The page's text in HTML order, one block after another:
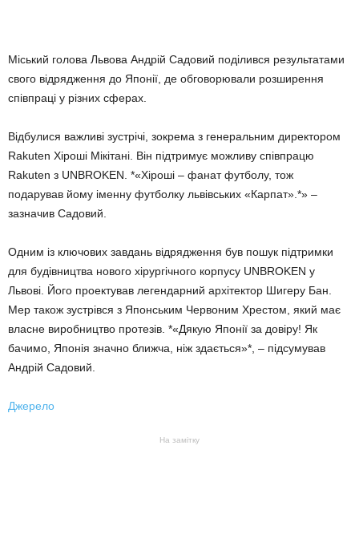
Міський голова Львова Андрій Садовий поділився результатами
свого відрядження до Японії, де обговорювали розширення
співпраці у різних сферах.
Відбулися важливі зустрічі, зокрема з генеральним директором
Rakuten Хіроші Мікітані. Він підтримує можливу співпрацю
Rakuten з UNBROKEN. *«Хіроші – фанат футболу, тож
подарував йому іменну футболку львівських «Карпат».*» –
зазначив Садовий.
Одним із ключових завдань відрядження був пошук підтримки
для будівництва нового хірургічного корпусу UNBROKEN у
Львові. Його проектував легендарний архітектор Шигеру Бан.
Мер також зустрівся з Японським Червоним Хрестом, який має
власне виробництво протезів. *«Дякую Японії за довіру! Як
бачимо, Японія значно ближча, ніж здається»*, – підсумував
Андрій Садовий.
Джерело
На замітку